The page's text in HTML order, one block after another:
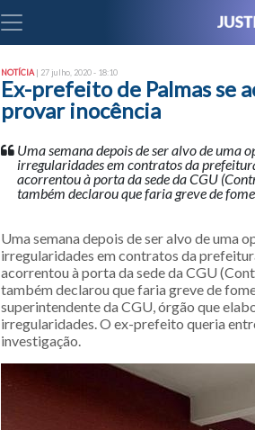
NOTÍCIA | 27 julho, 2020 - 18:10
Ex-prefeito de Palmas se
provar inocência
Uma semana depois de ser alvo de uma
irregularidades em contratos da
acorrentou à porta da sede da CGU
também declarou que faria greve de
Uma semana depois de ser alvo de uma
irregularidades em contratos da
acorrentou à porta da sede da CGU
também declarou que faria greve de
superintendente da CGU, órgão que
irregularidades. O ex-prefeito queria
investigação.